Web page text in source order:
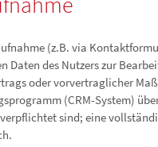
(z.B. via
Daten des Nutzers zur
oder vorvertraglicher
(CRM-System)
sind; eine